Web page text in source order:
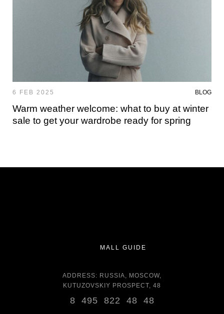
6 FEB 2025 BLOG
Warm weather welcome: what to buy at winter
sale to get your wardrobe ready for spring
MALL GUIDE
ADDRESS: RUSSIA, MOSCOW,
KUTUZOVSKIY PROSPECT, 48
8 495 822 48 48